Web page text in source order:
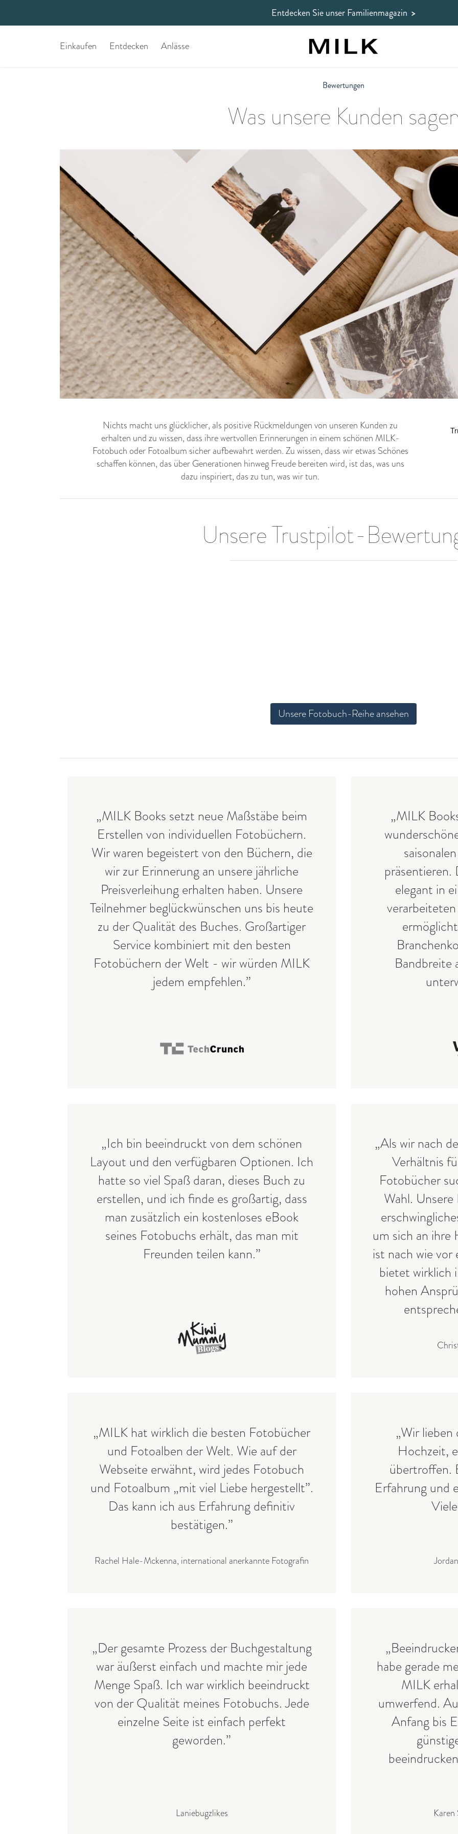
Entdecken Sie unser Familienmagazin >
Einkaufen Entdecken Anlässe
Bewertungen
Was unsere Kunden
Nichts macht uns glücklicher, als positive Rückmeldungen von unseren Kunden zu
erhalten und zu wissen, dass ihre wertvollen Erinnerungen in einem schönen MILK-
Fotobuch oder Fotoalbum sicher aufbewahrt werden. Zu wissen, dass wir etwas Schönes
schaffen können, das über Generationen hinweg Freude bereiten wird, ist das, was uns
dazu inspiriert, das zu tun, was wir tun.
Unsere Trustpilot-
Unsere Fotobuch-Reihe ansehen
„MILK Books setzt neue Maßstäbe beim
Erstellen von individuellen Fotobüchern.
Wir waren begeistert von den Büchern, die
wir zur Erinnerung an unsere jährliche
Preisverleihung erhalten haben. Unsere
Teilnehmer beglückwünschen uns bis heute
zu der Qualität des Buches. Großartiger
Service kombiniert mit den besten
Fotobüchern der Welt - wir würden MILK
jedem empfehlen.”
„MILK
elegant in
Bandbreite
„Ich bin beeindruckt von dem schönen
Layout und den verfügbaren Optionen. Ich
hatte so viel Spaß daran, dieses Buch zu
erstellen, und ich finde es großartig, dass
man zusätzlich ein kostenloses eBook
seines Fotobuchs erhält, das man mit
Freunden teilen kann.”
„Als wir nach
Verhältnis
Fotobücher
Wahl.
um sich an
ist nach wie
bietet wirklich
hohen
„MILK hat wirklich die besten Fotobücher
und Fotoalben der Welt. Wie auf der
Webseite erwähnt, wird jedes Fotobuch
und Fotoalbum „mit viel Liebe hergestellt”.
Das kann ich aus Erfahrung definitiv
bestätigen.”
Rachel Hale-Mckenna, international anerkannte Fotografin
„Wir
Hochzeit,
übertroffen.
Erfahrung und
„Der gesamte Prozess der Buchgestaltung
war äußerst einfach und machte mir jede
Menge Spaß. Ich war wirklich beeindruckt
von der Qualität meines Fotobuchs. Jede
einzelne Seite ist einfach perfekt
geworden.”
Laniebugzlikes
habe gerade
MILK
umwerfend.
Anfang bis